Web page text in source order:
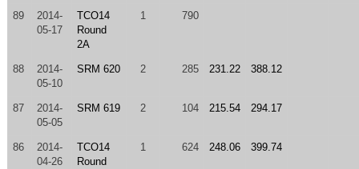
89
2014-
05-17
TCO14
Round
2A
1 790
88
2014-
05-10
SRM 620 2 285 231.22 388.12
87
2014-
05-05
SRM 619 2 104 215.54 294.17
86
2014-
04-26
TCO14
Round
1 624 248.06 399.74